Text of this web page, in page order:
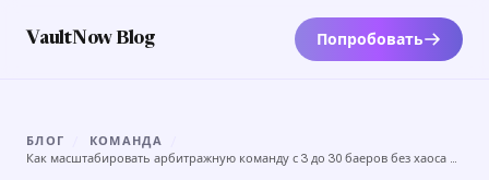
VaultNow Blog Попробовать
БЛОГ КОМАНДА
Как масштабировать арбитражную команду с 3 до 30 баеров без хаоса в